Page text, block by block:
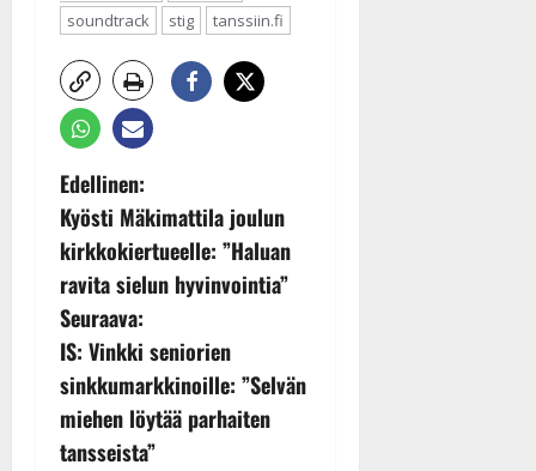
soundtrack
stig tanssiin.fi
P
o
s
t
n
a
Edellinen:
Kyösti Mäkimattila joulun
kirkkokiertueelle: ”Haluan
ravita sielun hyvinvointia”
Seuraava:
IS: Vinkki seniorien
sinkkumarkkinoille: ”Selvän
miehen löytää parhaiten
tansseista”